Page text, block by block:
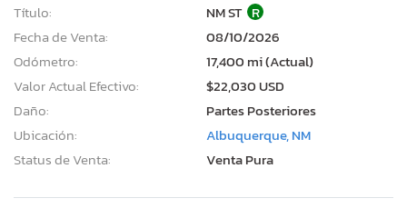
Título:
NM ST R
Fecha de Venta:
08/10/2026
Odómetro:
17,400 mi (Actual)
Valor Actual Efectivo:
$22,030 USD
Daño:
Partes Posteriores
Ubicación:
Albuquerque, NM
Status de Venta:
Venta Pura